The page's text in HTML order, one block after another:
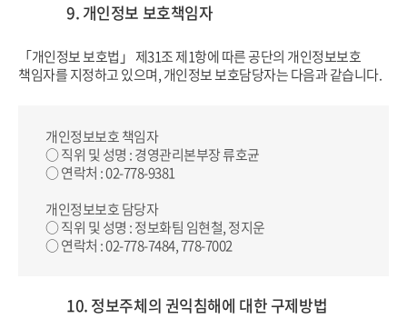
9. 개인정보 보호책임자
「개인정보 보호법」 제31조 제1항에 따른 공단의 개인정보보호
책임자를 지정하고 있으며, 개인정보 보호담당자는 다음과 같습니다.
개인정보보호 책임자
○ 직위 및 성명 : 경영관리본부장 류호균
○ 연락처 : 02-778-9381
개인정보보호 담당자
○ 직위 및 성명 : 정보화팀 임현철, 정지운
○ 연락처 : 02-778-7484, 778-7002
10. 정보주체의 권익침해에 대한 구제방법